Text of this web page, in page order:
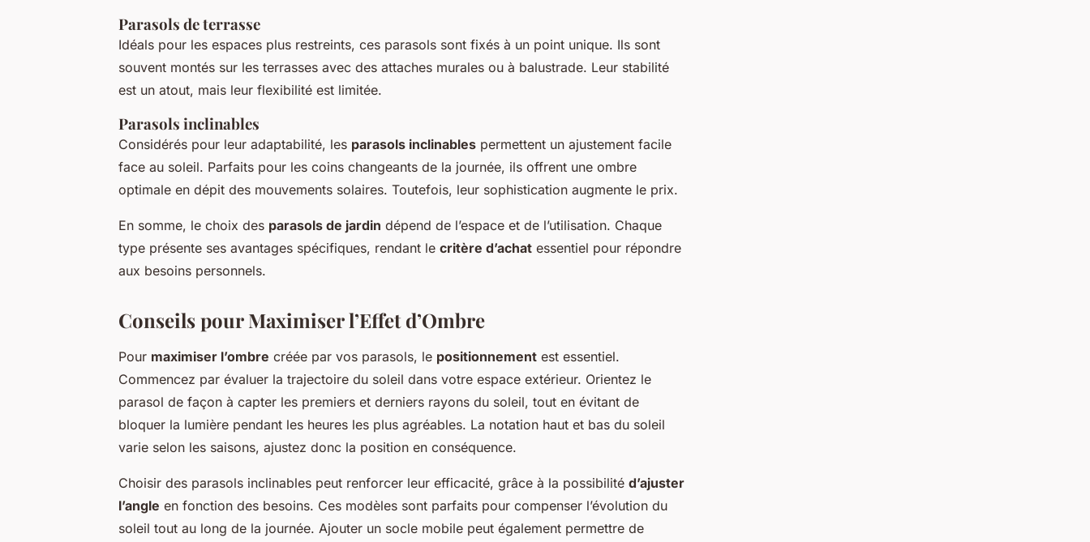
Parasols de terrasse
Idéals pour les espaces plus restreints, ces parasols sont fixés à un point unique. Ils sont
souvent montés sur les terrasses avec des attaches murales ou à balustrade. Leur stabilité
est un atout, mais leur flexibilité est limitée.
Parasols inclinables
Considérés pour leur adaptabilité, les parasols inclinables permettent un ajustement facile
face au soleil. Parfaits pour les coins changeants de la journée, ils offrent une ombre
optimale en dépit des mouvements solaires. Toutefois, leur sophistication augmente le prix.
En somme, le choix des parasols de jardin dépend de l’espace et de l’utilisation. Chaque
type présente ses avantages spécifiques, rendant le critère d’achat essentiel pour répondre
aux besoins personnels.
Conseils pour Maximiser l’Effet d’Ombre
Pour maximiser l’ombre créée par vos parasols, le positionnement est essentiel.
Commencez par évaluer la trajectoire du soleil dans votre espace extérieur. Orientez le
parasol de façon à capter les premiers et derniers rayons du soleil, tout en évitant de
bloquer la lumière pendant les heures les plus agréables. La notation haut et bas du soleil
varie selon les saisons, ajustez donc la position en conséquence.
Choisir des parasols inclinables peut renforcer leur efficacité, grâce à la possibilité d’ajuster
l’angle en fonction des besoins. Ces modèles sont parfaits pour compenser l’évolution du
soleil tout au long de la journée. Ajouter un socle mobile peut également permettre de